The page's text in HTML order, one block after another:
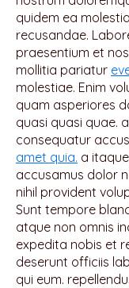
quidem ea
recusandae.
praesentium et
mollitia pariatur
molestiae. Enim
quam asperiores
quasi quasi quae.
consequatur
amet quia. a
accusamus dolor
nihil provident
Sunt tempore
atque non omnis
expedita nobis et
deserunt officiis
qui eum.